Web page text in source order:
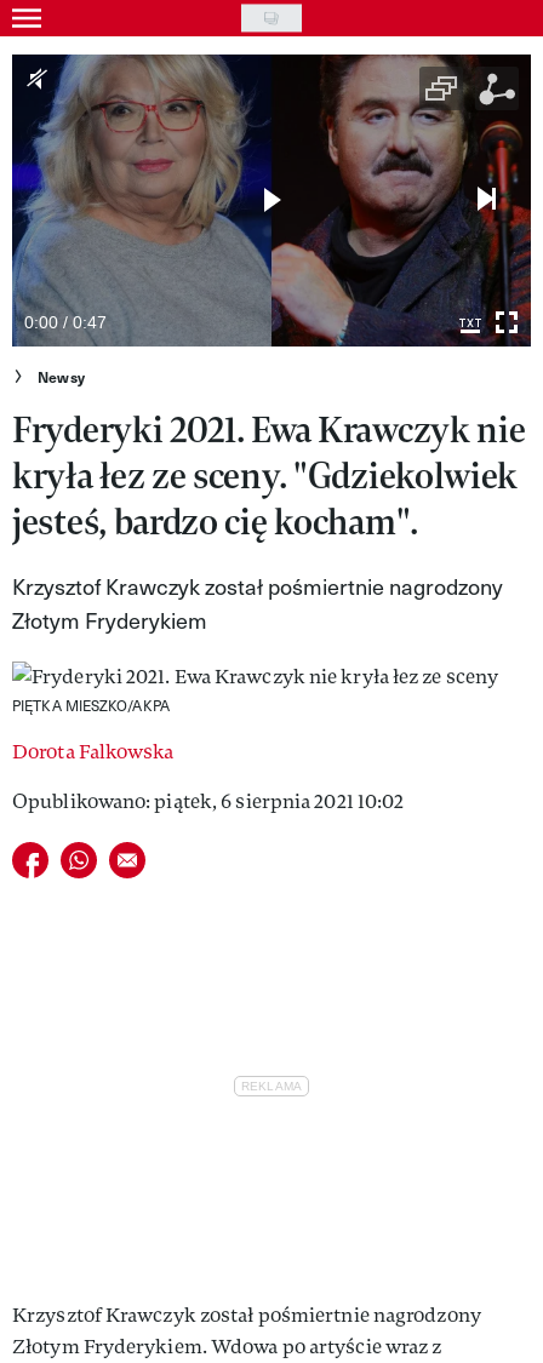
Skip
to
main
content
Gwiazdy
Ludzie
Moda
Uroda
Styl życia
Kultura
Wideo
Nasze akcje
VIVA!ART
VIVA!MODA
VIVA!MAN
VIVA!PEOPLE POWER
0:00 / 0:47
Newsy
Fryderyki 2021. Ewa Krawczyk nie
kryła łez ze sceny. "Gdziekolwiek
jesteś, bardzo cię kocham".
Krzysztof Krawczyk został pośmiertnie nagrodzony
Złotym Fryderykiem
PIĘTKA MIESZKO/AKPA
Dorota Falkowska
Opublikowano: piątek, 6 sierpnia 2021 10:02
Udostępnij na facebook
Udostępnij na whatsapp
E-mail do przyjaciela
Krzysztof Krawczyk został pośmiertnie nagrodzony
Złotym Fryderykiem. Wdowa po artyście wraz z